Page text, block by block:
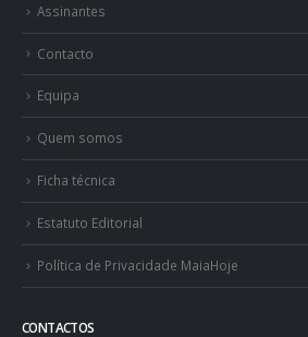
Assinantes
Contacto
Equipa
Quem somos
Ficha técnica
Estatuto Editorial
Política de Privacidade MaiaHoje
CONTACTOS